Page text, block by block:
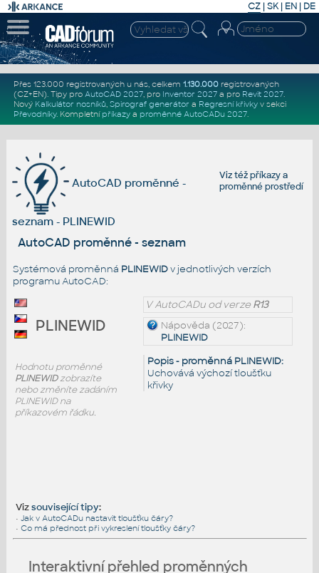
CZ | SK| EN | DE
Přes 123.000 registrovaných u nás, celkem 1.130.000registrovaných
(CZ+EN). Tipy pro AutoCAD 2027, pro Inventor 2027a pro Revit 2027.
Nový Kalkulátor nosníků, Spirograf generátor a Regresní křivkyv sekci
Převodníky. Kompletní příkazya proměnné AutoCADu 2027.
Viz téžpříkazya
proměnné prostředí
AutoCAD proměnné -
seznam - PLINEWID
AutoCAD proměnné - seznam
Systémová proměnná PLINEWIDv jednotlivých verzích
programu AutoCAD:
V AutoCADu od verzeR13
Nápověda (2027):
PLINEWID
Popis - proměnná PLINEWID:
Uchovává výchozí tloušťku
křivky
PLINEWID
Hodnotu proměnné
PLINEWIDzobrazíte
nebo změníte zadáním
PLINEWID na
příkazovém řádku.
Vizsouvisející tipy:
• Jak v AutoCADu nastavit tloušťku čáry?
• Co má přednost při vykreslení tloušťky čáry?
Interaktivní přehled proměnných